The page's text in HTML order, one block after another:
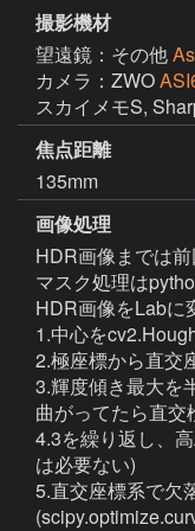
撮影機材
望遠鏡：その他
カメラ：ZWO
スカイメモS,
焦点距離
135mm
画像処理
HDR画像までは
マスク処理は
HDR画像をLabに
1.中心を
2.極座標から直交
3.輝度傾き最大を
曲がってたら直交
4.3を繰り返し、
は必要ない)
5.直交座標系で欠